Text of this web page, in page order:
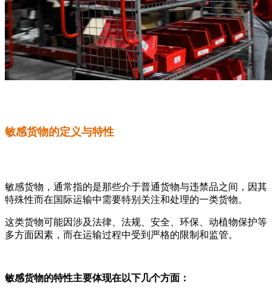
敏感货物的定义与特性
敏感货物，通常指的是那些介于普通货物与违禁品之间，因其
特殊性而在国际运输中需要特别关注和处理的一类货物。
这类货物可能因涉及法律、法规、安全、环保、动植物保护等
多方面因素，而在运输过程中受到严格的限制和监管。
敏感货物的特性主要体现在以下几个方面：